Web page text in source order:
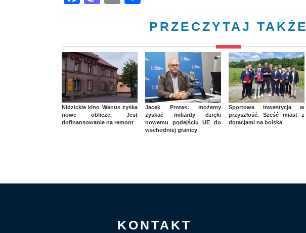
PRZECZYTAJ TAKŻE
Nidzickie kino Wenus zyska
nowe oblicze. Jest
dofinansowanie na remont
Jacek Protas: możemy
zyskać miliardy dzięki
nowemu podejściu UE do
wschodniej granicy
Sportowa inwestycja w
przyszłość. Sześć miast z
dotacjami na boiska
KONTAKT